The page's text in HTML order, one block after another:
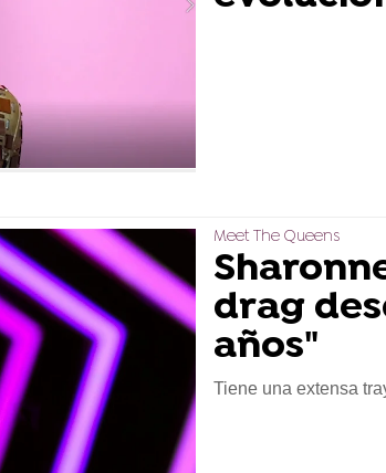
Meet The Queens
drag
años"
Tiene una extensa